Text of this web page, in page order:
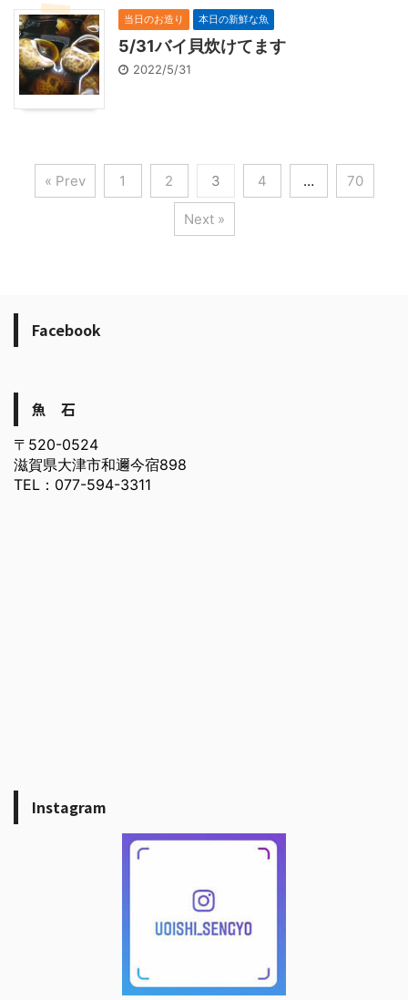
当日のお造り 本日の新鮮な魚
5/31バイ貝炊けてます
2022/5/31
« Prev 1 2 3 4 … 70
Next »
Facebook
魚 石
〒520-0524
滋賀県大津市和邇今宿898
TEL：077-594-3311
Instagram